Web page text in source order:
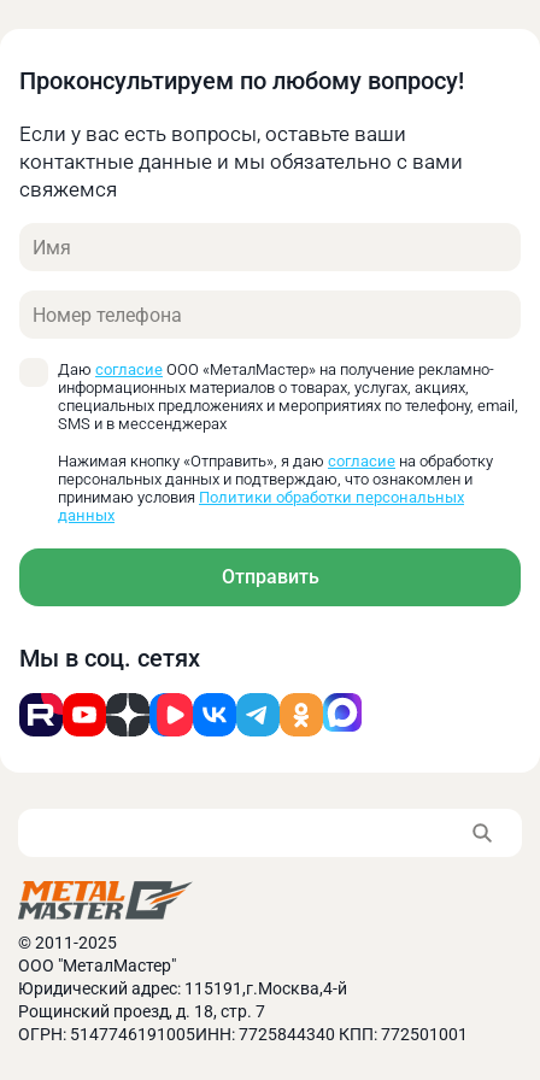
31.07.2025 в 16:03
ГЕОРГИЙ
Технический директор
ООО «МеталМастер»
Здравствуйте! Да, гарантия на тиски серии Metal
Master ТСПС - 1 год!
14.02.2025 в 17:38
Можно ли забрать тиски самовывозом?
ООО «МеталМастер»
Здравствуйте! Наши менеджеры с
удовольствием ответят на все ваши вопросы по
Шилов Давид
Подскажите, какого размера наковальня?
Александр Куликов
Технический директор
Проконсультируем по любому вопросу!
Если у вас есть вопросы, оставьте ваши
контактные данные и мы обязательно с вами
свяжемся
Имя
Телефон
Даю согласие ООО «МеталМастер» на получение рекламно-
информационных материалов о товарах, услугах, акциях,
специальных предложениях и мероприятиях по телефону, email,
SMS и в мессенджерах
Нажимая кнопку «Отправить», я даю согласие на обработку
персональных данных и подтверждаю, что ознакомлен и
принимаю условия Политики обработки персональных
данных
Отправить
Мы в соц. сетях
© 2011-2025
ООО "МеталМастер"
Юридический адрес: 115191,г.Москва,4-й
Рощинский проезд, д. 18, стр. 7
ОГРН: 5147746191005ИНН: 7725844340 КПП: 772501001